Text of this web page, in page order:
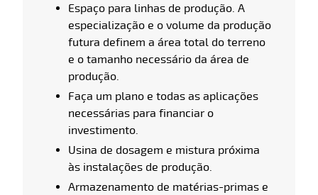
Espaço para linhas de produção. A
especialização e o volume da produção
futura definem a área total do terreno
e o tamanho necessário da área de
produção.
Faça um plano e todas as aplicações
necessárias para financiar o
investimento.
Usina de dosagem e mistura próxima
às instalações de produção.
Armazenamento de matérias-primas e